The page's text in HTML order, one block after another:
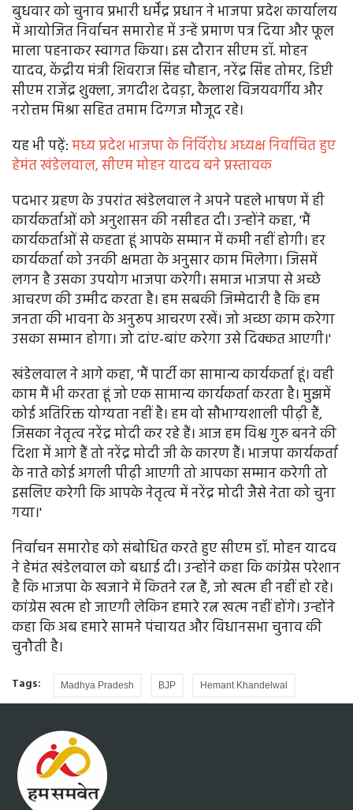
बुधवार को चुनाव प्रभारी धर्मेंद्र प्रधान ने भाजपा प्रदेश कार्यालय
में आयोजित निर्वाचन समारोह में उन्हें प्रमाण पत्र दिया और फूल
माला पहनाकर स्वागत किया। इस दौरान सीएम डॉ. मोहन
यादव, केंद्रीय मंत्री शिवराज सिंह चौहान, नरेंद्र सिंह तोमर, डिप्टी
सीएम राजेंद्र शुक्ला, जगदीश देवड़ा, कैलाश विजयवर्गीय और
नरोत्तम मिश्रा सहित तमाम दिग्गज मौजूद रहे।
यह भी पढे़ं:मध्य प्रदेश भाजपा के निर्विरोध अध्यक्ष निर्वाचित हुए
हेमंत खंडेलवाल, सीएम मोहन यादव बने प्रस्तावक
पदभार ग्रहण के उपरांत खंडेलवाल ने अपने पहले भाषण में ही
कार्यकर्ताओं को अनुशासन की नसीहत दी। उन्होंने कहा, 'मैं
कार्यकर्ताओं से कहता हूं आपके सम्मान में कमी नहीं होगी। हर
कार्यकर्ता को उनकी क्षमता के अनुसार काम मिलेगा। जिसमें
लगन है उसका उपयोग भाजपा करेगी। समाज भाजपा से अच्छे
आचरण की उम्मीद करता है। हम सबकी जिम्मेदारी है कि हम
जनता की भावना के अनुरूप आचरण रखें। जो अच्छा काम करेगा
उसका सम्मान होगा। जो दांए-बांए करेगा उसे दिक्कत आएगी।'
खंडेलवाल ने आगे कहा, 'मैं पार्टी का सामान्य कार्यकर्ता हूं। वही
काम मैं भी करता हूं जो एक सामान्य कार्यकर्ता करता है। मुझमें
कोई अतिरिक्त योग्यता नहीं है। हम वो सौभाग्यशाली पीढ़ी हैं,
जिसका नेतृत्व नरेंद्र मोदी कर रहे हैं। आज हम विश्व गुरु बनने की
दिशा में आगे हैं तो नरेंद्र मोदी जी के कारण हैं। भाजपा कार्यकर्ता
के नाते कोई अगली पीढ़ी आएगी तो आपका सम्मान करेगी तो
इसलिए करेगी कि आपके नेतृत्व में नरेंद्र मोदी जैसे नेता को चुना
गया।'
निर्वाचन समारोह को संबोधित करते हुए सीएम डॉ. मोहन यादव
ने हेमंत खंडेलवाल को बधाई दी। उन्होंने कहा कि कांग्रेस परेशान
है कि भाजपा के खजाने में कितने रत्न हैं, जो खत्म ही नहीं हो रहे।
कांग्रेस खत्म हो जाएगी लेकिन हमारे रत्न खत्म नहीं होंगे। उन्होंने
कहा कि अब हमारे सामने पंचायत और विधानसभा चुनाव की
चुनौती है।
Tags: Madhya Pradesh BJP Hemant Khandelwal